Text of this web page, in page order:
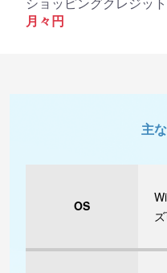
月々円
主
OS